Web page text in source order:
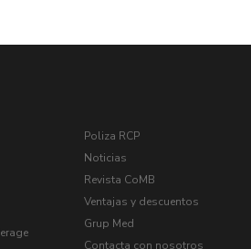
Poliza RCP
Noticias
Revista CoMB
Ventajas y descuentos
Grup Med
Contacta con nosotros